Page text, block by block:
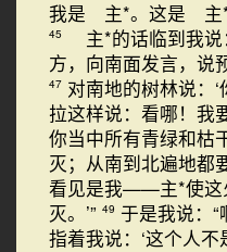
我是 主*。这是 主*
45 主*的话临到我说
方，向南面发言，说
47 对南地的树林说
拉这样说：看哪！我
你当中所有青绿和枯
灭；从南到北遍地都
看见是我——主*使这
灭。’” 49 于是我说：
指着我说：‘这个人不